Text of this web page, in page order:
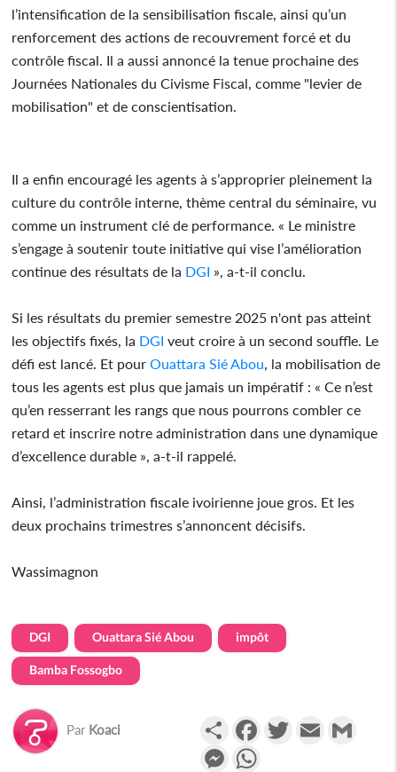
l’intensification de la sensibilisation fiscale, ainsi qu’un
renforcement des actions de recouvrement forcé et du
contrôle fiscal. Il a aussi annoncé la tenue prochaine des
Journées Nationales du Civisme Fiscal, comme "levier de
mobilisation" et de conscientisation.
Il a enfin encouragé les agents à s’approprier pleinement la
culture du contrôle interne, thème central du séminaire, vu
comme un instrument clé de performance. « Le ministre
s’engage à soutenir toute initiative qui vise l’amélioration
continue des résultats de la DGI », a-t-il conclu.
Si les résultats du premier semestre 2025 n'ont pas atteint
les objectifs fixés, la DGI veut croire à un second souffle. Le
défi est lancé. Et pourOuattara Sié Abou , la mobilisation de
tous les agents est plus que jamais un impératif : « Ce n’est
qu’en resserrant les rangs que nous pourrons combler ce
retard et inscrire notre administration dans une dynamique
d’excellence durable », a-t-il rappelé.
Ainsi, l’administration fiscale ivoirienne joue gros. Et les
deux prochains trimestres s’annoncent décisifs.
Wassimagnon
DGI Ouattara Sié Abou impôt
Bamba Fossogbo
Par Koaci PartagerFacebookTwitterEmail
Messenger